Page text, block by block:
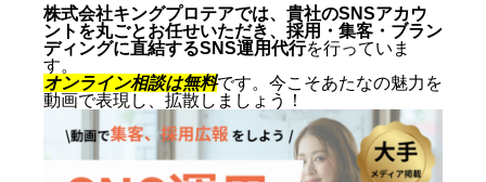
市生まれ。10代からSNSマーケテ
ィングの最前線に立ち、ショート
動画を軸にした集客・ブランディ
ングを専門とする。SNS運用代行
およびショート動画制作では累計
1,500本以上を手がけ、再生され
株式会社キングプロテアでは、貴社のSNSアカウ
ントを丸ごとお任せいただき、採用・集客・ブラン
ディングに直結するSNS運用代行を行っていま
す。
オンライン相談は無料です。今こそあたなの魅力を
動画で表現し、拡散しましょう！